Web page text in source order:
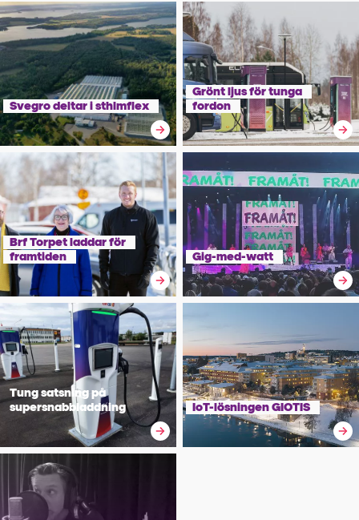
Svegro deltar i sthlmflex
Grönt ljus för tunga
fordon
Brf Torpet laddar för
framtiden
Gig-med-watt
Tung satsning på
supersnabbladdning
IoT-lösningen GIOTIS